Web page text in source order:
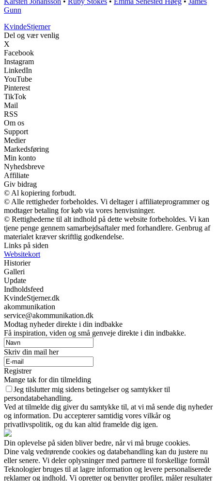
Gunn
KvindeStjerner
Del og vær venlig
X
Facebook
Instagram
LinkedIn
YouTube
Pinterest
TikTok
Mail
RSS
Om os
Support
Medier
Markedsføring
Min konto
Nyhedsbreve
Affiliate
Giv bidrag
© Al kopiering forbudt.
© Alle rettigheder forbeholdes. Vi deltager i affiliateprogrammer og
modtager betaling for køb via vores henvisninger.
© Rettighederne til alt indhold på dette website forbeholdes. Vi kan
tjene penge gennem samarbejdsaftaler med forhandlere. Genbrug af
materialet kræver skriftlig godkendelse.
Links på siden
Websitekort
Historier
Galleri
Update
Indholdsfeed
KvindeStjerner.dk
akommunikation
service@akommunikation.dk
Modtag nyheder direkte i din indbakke
Få inspiration, viden og små genveje direkte i din indbakke.
Skriv din mail her
Registrer
Mange tak for din tilmelding
Jeg tilslutter mig sidens betingelser og samtykker til
persondatabehandling.
Ved at tilmelde dig giver du samtykke til, at vi må sende dig nyheder
og information. Du accepterer samtidig vores vilkår og
privatlivspolitik, og du kan altid framelde dig igen.
Din oplevelse på siden bliver bedre, når vi må bruge cookies.
Dine valg vedrørende cookies og databehandling kan du justere nu
eller senere. Vi deler oplysninger med partnere til forskellige formål
Teknologier bruges til at lagre information og levere personaliserede
reklamer og indhold. Vi opretter og benytter profiler, måler resultater